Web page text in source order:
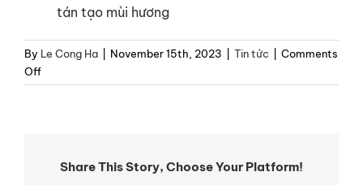
tán tạo mùi hương
By Le Cong Ha November 15th, 2023 Tin tức
Comments
Offon
Ngày
Share This Story, Choose Your Platform!